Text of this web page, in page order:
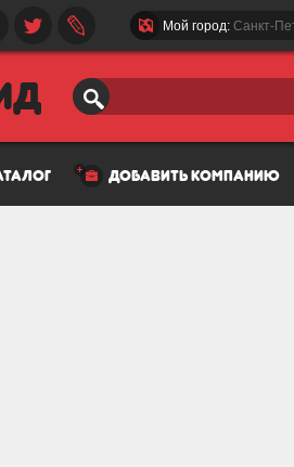
Мой город: Санкт-
добавить компанию